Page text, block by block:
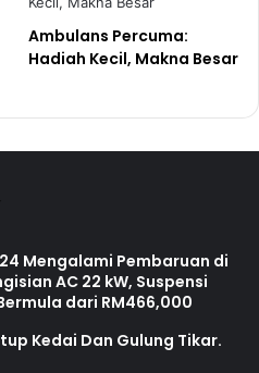
Ambulans Percuma:
Hadiah Kecil, Makna Besar
Mengalami Pembaruan di
AC 22 kW, Suspensi
dari RM466,000
Kedai Dan Gulung Tikar.